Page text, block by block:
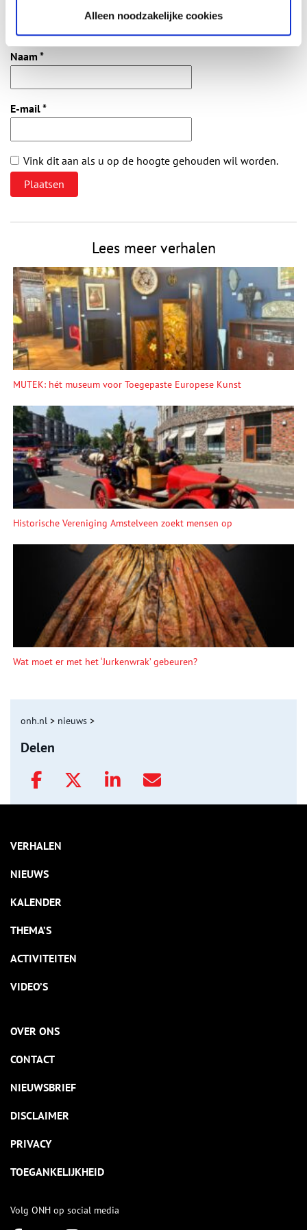
Alleen noodzakelijke cookies
Vereiste velden zijn gemarkeerd met *. Het e-mailadres wordt niet
gepubliceerd.
Naam *
E-mail*
Vink dit aan als u op de hoogte gehouden wil worden.
Lees meer verhalen
MUTEK: hét museum voor Toegepaste Europese Kunst
Historische Vereniging Amstelveen zoekt mensen op
Wat moet er met het ‘Jurkenwrak’ gebeuren?
onh.nl > nieuws >
Delen
VERHALEN
NIEUWS
KALENDER
THEMA’S
ACTIVITEITEN
VIDEO’S
OVER ONS
CONTACT
NIEUWSBRIEF
DISCLAIMER
PRIVACY
TOEGANKELIJKHEID
Volg ONH op social media